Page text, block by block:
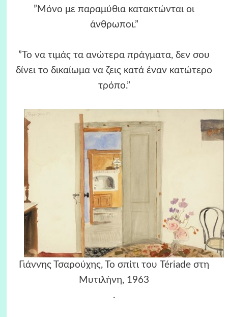
”Μόνο με παραμύθια κατακτώνται οι
άνθρωποι.”
”Το να τιμάς τα ανώτερα πράγματα, δεν σου
δίνει το δικαίωμα να ζεις κατά έναν κατώτερο
τρόπο.”
Γιάννης Τσαρούχης, Το σπίτι του Tériade στη
Μυτιλήνη, 1963
.